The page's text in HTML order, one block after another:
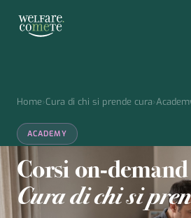
Home›Cura di chi si prende cura›
ACADEMY
Corsi on-demand
Cura di chi si